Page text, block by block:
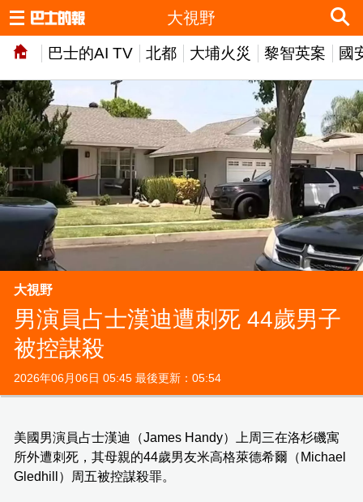
巴士的AI TV 北都 大埔火災 黎智英案 國
大視野
大視野
男演員占士漢迪遭刺死 44歲男子
被控謀殺
2026年06月06日 05:45 最後更新：05:54
美國男演員占士漢迪（James Handy）上周三在洛杉磯寓
所外遭刺死，其母親的44歲男友米高格萊德希爾（Michael
Gledhill）周五被控謀殺罪。